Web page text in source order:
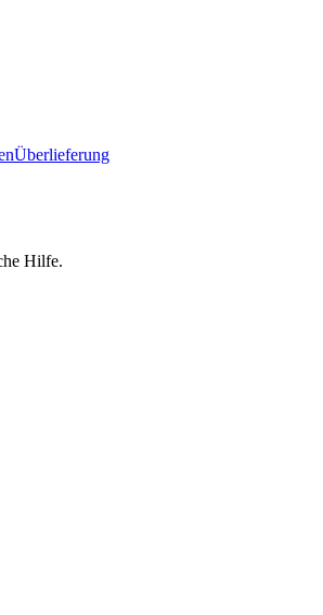
Überlieferung
Hilfe.